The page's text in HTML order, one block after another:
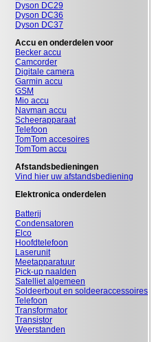
Dyson DC29
Dyson DC36
Dyson DC37
Accu en onderdelen voor
Becker accu
Camcorder
Digitale camera
Garmin accu
GSM
Mio accu
Navman accu
Scheerapparaat
Telefoon
TomTom accesoires
TomTom accu
Afstandsbedieningen
Vind hier uw afstandsbediening
Elektronica onderdelen
Batterij
Condensatoren
Elco
Hoofdtelefoon
Laserunit
Meetapparatuur
Pick-up naalden
Satelliet algemeen
Soldeerbout en soldeeraccessoires
Telefoon
Transformator
Transistor
Weerstanden